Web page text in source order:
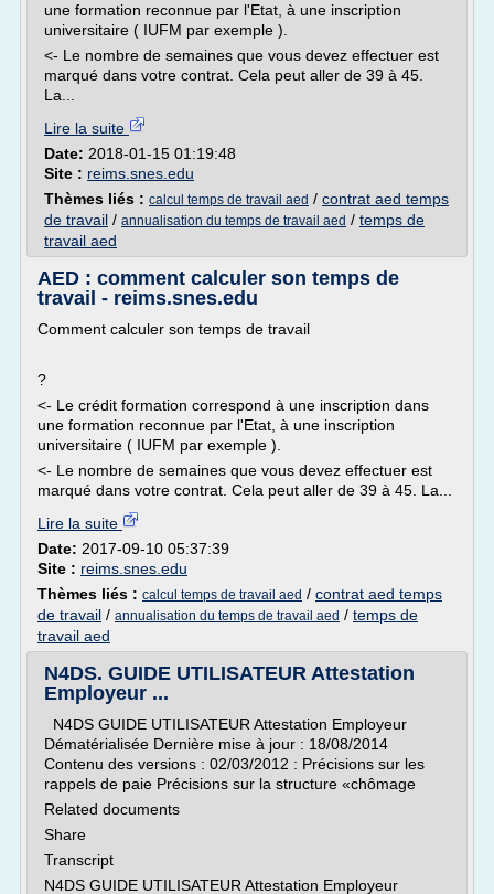
une formation reconnue par l'Etat, à une inscription
universitaire ( IUFM par exemple ).
<- Le nombre de semaines que vous devez effectuer est
marqué dans votre contrat. Cela peut aller de 39 à 45.
La...
Lire la suite
Date: 2018-01-15 01:19:48
Site : reims.snes.edu
Thèmes liés : calcul temps de travail aed / contrat aed temps
de travail / annualisation du temps de travail aed / temps de
travail aed
AED : comment calculer son temps de
travail - reims.snes.edu
Comment calculer son temps de travail
?
<- Le crédit formation correspond à une inscription dans
une formation reconnue par l'Etat, à une inscription
universitaire ( IUFM par exemple ).
<- Le nombre de semaines que vous devez effectuer est
marqué dans votre contrat. Cela peut aller de 39 à 45. La...
Lire la suite
Date: 2017-09-10 05:37:39
Site : reims.snes.edu
Thèmes liés : calcul temps de travail aed / contrat aed temps
de travail / annualisation du temps de travail aed / temps de
travail aed
N4DS. GUIDE UTILISATEUR Attestation
Employeur ...
N4DS GUIDE UTILISATEUR Attestation Employeur
Dématérialisée Dernière mise à jour : 18/08/2014
Contenu des versions : 02/03/2012 : Précisions sur les
rappels de paie Précisions sur la structure «chômage
Related documents
Share
Transcript
N4DS GUIDE UTILISATEUR Attestation Employeur